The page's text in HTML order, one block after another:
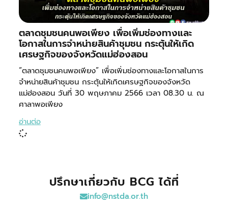
ตลาดชุมชนคนพอเพียง เพื่อเพิ่มช่องทางและ
โอกาสในการจำหน่ายสินค้าชุมชน กระตุ้นให้เกิด
เศรษฐกิจของจังหวัดแม่ฮ่องสอน
“ตลาดชุมชนคนพอเพียง” เพื่อเพิ่มช่องทางและโอกาสในการ
จำหน่ายสินค้าชุมชน กระตุ้นให้เกิดเศรษฐกิจของจังหวัด
แม่ฮ่องสอน วันที่ 30 พฤษภาคม 2566 เวลา 08.30 น. ณ
ศาลาพอเพียง
อ่านต่อ
ปรึกษาเกี่ยวกับ BCG ได้ที่
info@nstda.or.th